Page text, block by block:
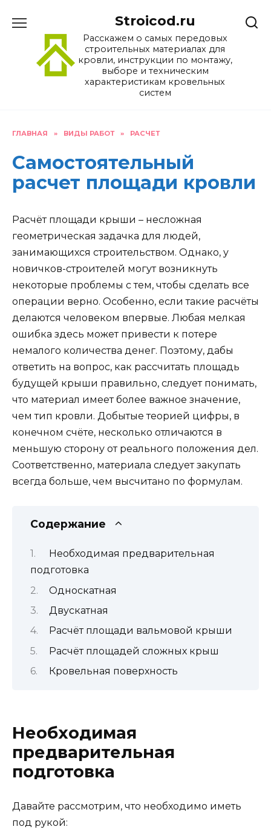
содержанию
Stroicod.ru
Расскажем о самых передовых
строительных материалах для
кровли, инструкции по монтажу,
выборе и техническим
характеристикам кровельных
систем
ГЛАВНАЯ » ВИДЫ РАБОТ » РАСЧЕТ
Самостоятельный
расчет площади кровли
Расчёт площади крыши – несложная
геометрическая задачка для людей,
занимающихся строительством. Однако, у
новичков-строителей могут возникнуть
некоторые проблемы с тем, чтобы сделать все
операции верно. Особенно, если такие расчёты
делаются человеком впервые. Любая мелкая
ошибка здесь может привести к потере
немалого количества денег. Поэтому, дабы
ответить на вопрос, как рассчитать площадь
будущей крыши правильно, следует понимать,
что материал имеет более важное значение,
чем тип кровли. Добытые теорией цифры, в
конечном счёте, несколько отличаются в
меньшую сторону от реального положения дел.
Соответственно, материала следует закупать
всегда больше, чем высчитано по формулам.
Содержание
Необходимая предварительная
подготовка
Односкатная
Двускатная
Расчёт площади вальмовой крыши
Расчёт площадей сложных крыш
Кровельная поверхность
Необходимая
предварительная
подготовка
Давайте рассмотрим, что необходимо иметь
под рукой: